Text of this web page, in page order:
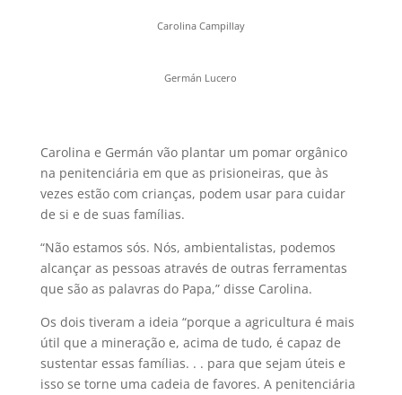
Carolina Campillay
Germán Lucero
Carolina e Germán vão plantar um pomar orgânico
na penitenciária em que as prisioneiras, que às
vezes estão com crianças, podem usar para cuidar
de si e de suas famílias.
“Não estamos sós. Nós, ambientalistas, podemos
alcançar as pessoas através de outras ferramentas
que são as palavras do Papa,” disse Carolina.
Os dois tiveram a ideia “porque a agricultura é mais
útil que a mineração e, acima de tudo, é capaz de
sustentar essas famílias. . . para que sejam úteis e
isso se torne uma cadeia de favores. A penitenciária